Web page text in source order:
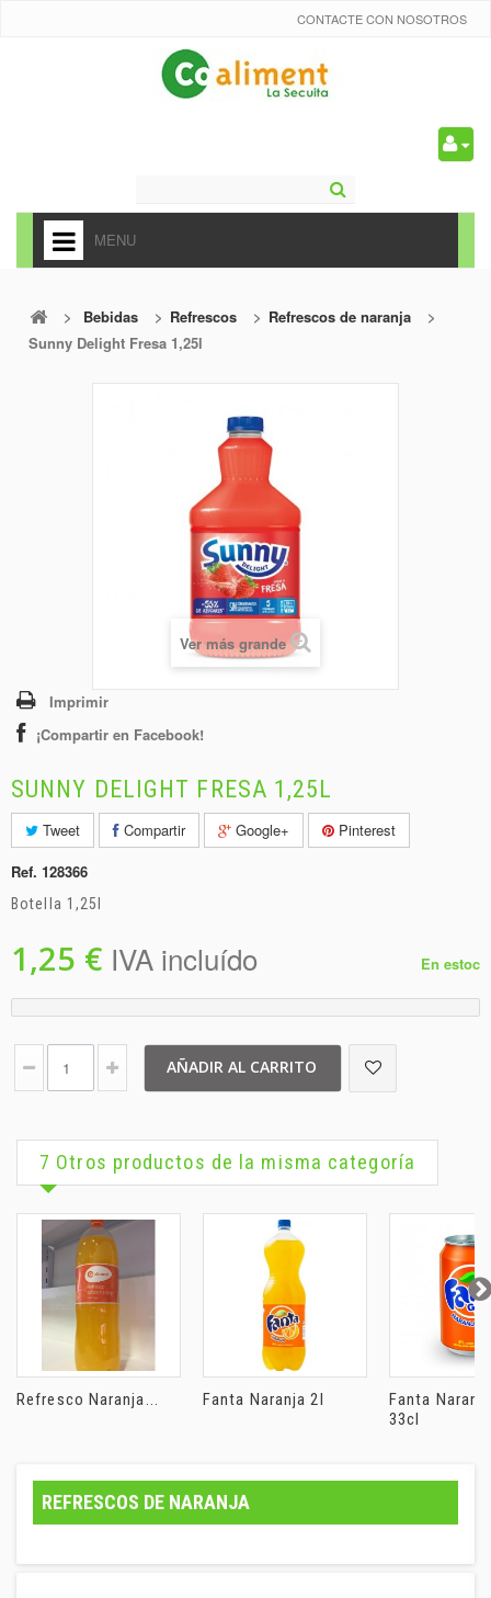
CONTACTE CON NOSOTROS
MENU
+
ALIMENTACIÓN
CARNICERÍA Y CHARCUTERÍA
> Bebidas > Refrescos > Refrescos de naranja
>
Sunny Delight Fresa 1,25l
Ver más grande
Imprimir
¡Compartir en Facebook!
SUNNY DELIGHT FRESA 1,25L
Tweet Compartir Google+
Pinterest
Ref. 128366
Botella 1,25l
1,25 € IVA incluído En estoc
AÑADIR AL CARRITO
7 Otros productos de la misma categoría
Refresco Naranja... Fanta Naranja 2l
Fanta
33cl
REFRESCOS DE NARANJA